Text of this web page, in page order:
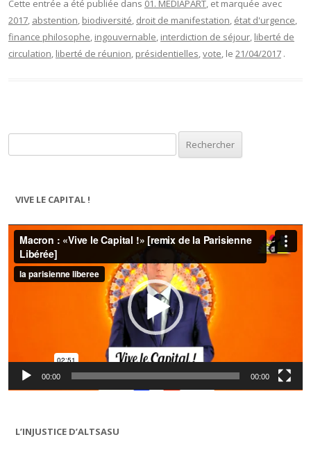
Cette entrée a été publiée dans 01. MEDIAPART, et marquée avec
2017, abstention, biodiversité, droit de manifestation, état d'urgence,
finance philosophe, ingouvernable, interdiction de séjour, liberté de
circulation, liberté de réunion, présidentielles,vote, le 21/04/2017 .
VIVE LE CAPITAL !
Lecteur
vidéo
00:00 00:00
L’INJUSTICE D’ALTSASU